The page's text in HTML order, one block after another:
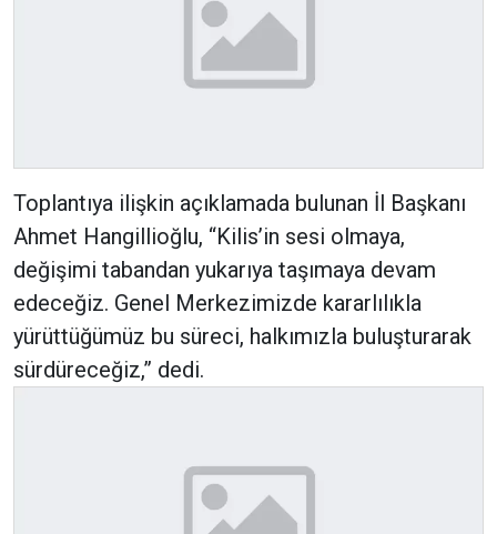
Toplantıya ilişkin açıklamada bulunan İl Başkanı
Ahmet Hangillioğlu, “Kilis’in sesi olmaya,
değişimi tabandan yukarıya taşımaya devam
edeceğiz. Genel Merkezimizde kararlılıkla
yürüttüğümüz bu süreci, halkımızla buluşturarak
sürdüreceğiz,” dedi.